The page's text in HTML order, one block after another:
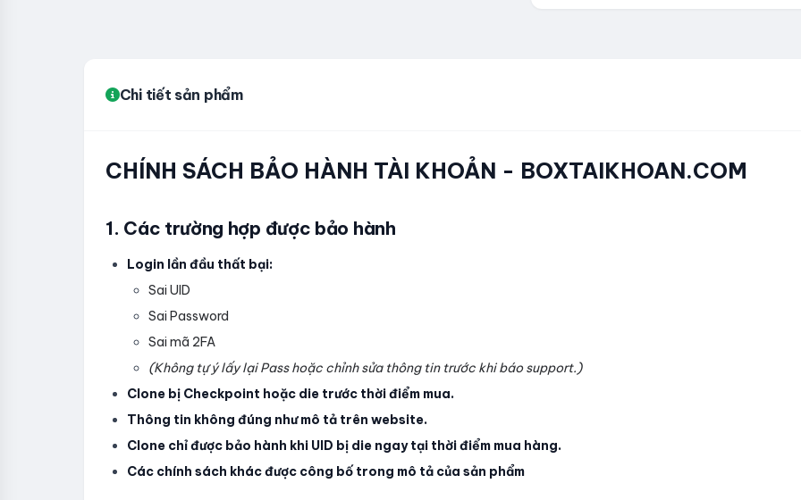
Chi tiết sản phẩm
CHÍNH SÁCH BẢO HÀNH TÀI KHOẢN - BOXTAIKHOAN.COM
1. Các trường hợp được bảo hành
Login lần đầu thất bại:
Sai UID
Sai Password
Sai mã 2FA
(Không tự ý lấy lại Pass hoặc chỉnh sửa thông tin trước khi báo support.)
Clone bị Checkpoint hoặc die trước thời điểm mua.
Thông tin không đúng như mô tả trên website.
Clone chỉ được bảo hành khi UID bị die ngay tại thời điểm mua hàng.
Các chính sách khác được công bố trong mô tả của sản phẩm